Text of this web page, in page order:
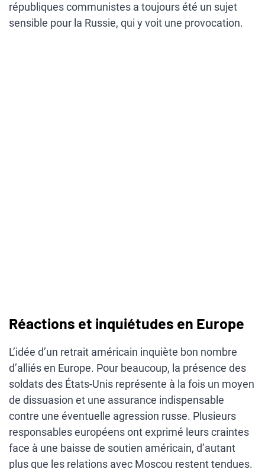
républiques communistes a toujours été un sujet
sensible pour la Russie, qui y voit une provocation.
Réactions et inquiétudes en Europe
L’idée d’un retrait américain inquiète bon nombre
d’alliés en Europe. Pour beaucoup, la présence des
soldats des États-Unis représente à la fois un moyen
de dissuasion et une assurance indispensable
contre une éventuelle agression russe. Plusieurs
responsables européens ont exprimé leurs craintes
face à une baisse de soutien américain, d’autant
plus que les relations avec Moscou restent tendues.